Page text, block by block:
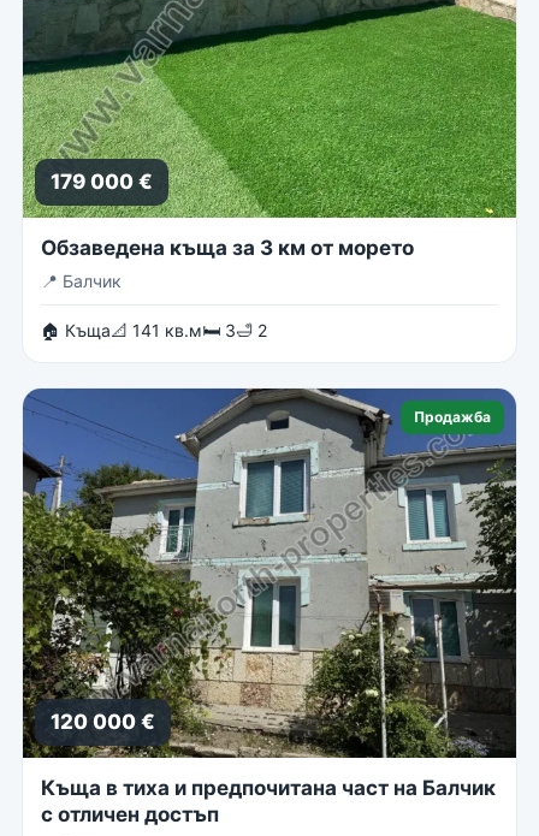
179 000 €
Обзаведена къща за 3 км от морето
📍 Балчик
🏠 Къща📐 141 кв.м🛏 3🛁 2
Продажба
120 000 €
Къща в тиха и предпочитана част на Балчик
с отличен достъп